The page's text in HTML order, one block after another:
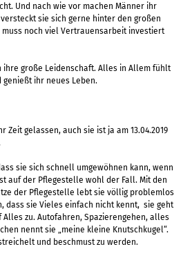
Und nach wie vor machen Männer ihr
sie sich gerne hinter den großen
muss noch viel Vertrauensarbeit investiert
ihre große Leidenschaft. Alles in Allem fühlt
ihr neues Leben.
Zeit gelassen, auch sie ist ja am 13.04.2019
sie sich schnell umgewöhnen kann, wenn
auf der Pflegestelle wohl der Fall. Mit den
der Pflegestelle lebt sie völlig problemlos
dass sie Vieles einfach nicht kennt, sie geht
zu. Autofahren, Spazierengehen, alles
nennt sie „meine kleine Knutschkugel“.
und beschmust zu werden.